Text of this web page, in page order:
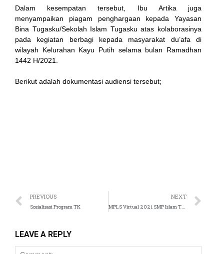
Dalam kesempatan tersebut, Ibu Artika juga
menyampaikan piagam penghargaan kepada Yayasan
Bina Tugasku/Sekolah Islam Tugasku atas kolaborasinya
pada kegiatan berbagi kepada masyarakat du’afa di
wilayah Kelurahan Kayu Putih selama bulan Ramadhan
1442 H/2021.
Berikut adalah dokumentasi audiensi tersebut;
PREVIOUS
Sosialisasi Program TK
NEXT
MPLS Virtual 2021 SMP Islam Tugasku
LEAVE A REPLY